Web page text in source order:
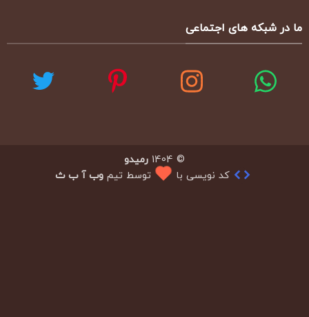
ما در شبکه های اجتماعی
© 1404
رمیدو
کد نویسی با
توسط تیم وب آ ب ث